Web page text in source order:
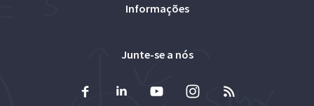
Informações
Junte-se a nós